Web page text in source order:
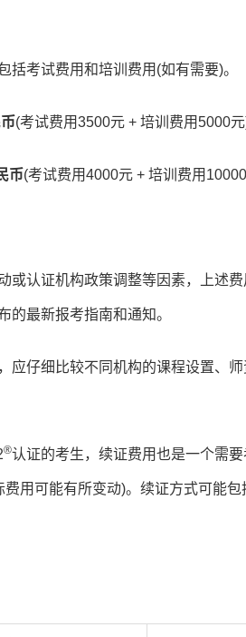
括考试费用和培训费用(如有需要)。
(考试费用3500元 + 培训费用5000元)
币(考试费用4000元 + 培训费用10000
或认证机构政策调整等因素，上述
的最新报考指南和通知。
应仔细比较不同机构的课程设置、
®认证的考生，续证费用也是一个需
用可能有所变动)。续证方式可能